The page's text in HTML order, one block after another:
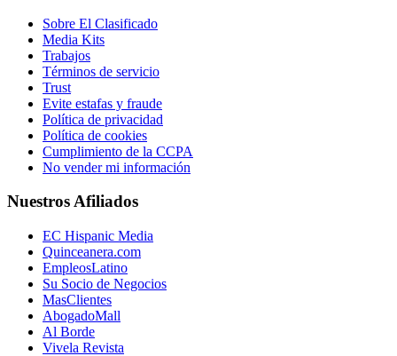
Sobre El Clasificado
Media Kits
Trabajos
Términos de servicio
Trust
Evite estafas y fraude
Política de privacidad
Política de cookies
Cumplimiento de la CCPA
No vender mi información
Nuestros Afiliados
EC Hispanic Media
Quinceanera.com
EmpleosLatino
Su Socio de Negocios
MasClientes
AbogadoMall
Al Borde
Vivela Revista